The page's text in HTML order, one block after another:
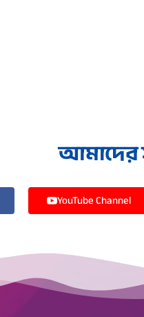
আমাদের
YouTube Channel